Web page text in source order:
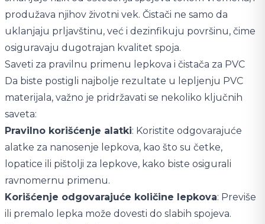
produžava njihov životni vek. Čistači ne samo da
uklanjaju prljavštinu, već i dezinfikuju površinu, čime
osiguravaju dugotrajan kvalitet spoja.
Saveti za pravilnu primenu lepkova i čistača za PVC
Da biste postigli najbolje rezultate u lepljenju PVC
materijala, važno je pridržavati se nekoliko ključnih
saveta:
Pravilno korišćenje alatki: Koristite odgovarajuće
alatke za nanosenje lepkova, kao što su četke,
lopatice ili pištolji za lepkove, kako biste osigurali
ravnomernu primenu.
Korišćenje odgovarajuće količine lepkova: Previše
ili premalo lepka može dovesti do slabih spojeva.